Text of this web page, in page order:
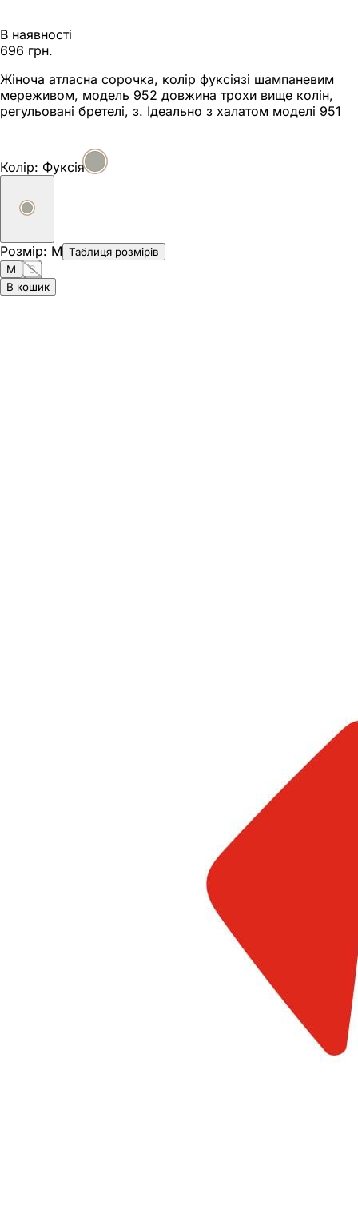
В наявності
696 грн.
Жіноча атласна сорочка, колір фуксіязі шампаневим
мереживом, модель 952 довжина трохи вище колін,
регульовані бретелі, з. Ідеально з халатом моделі 951
Колір: Фуксія
Розмір: M Таблиця розмірів
M
S
В кошик